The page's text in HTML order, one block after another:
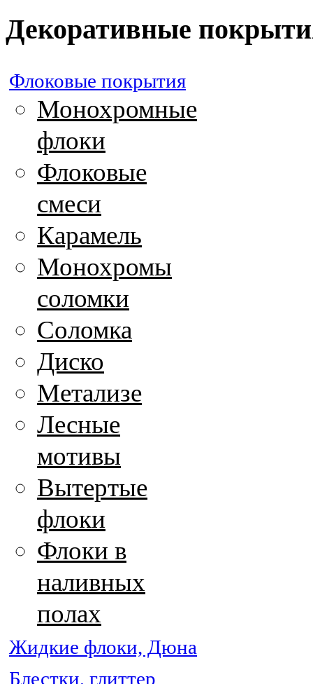
Декоративные
Флоковые покрытия
Монохромные
флоки
Флоковые
смеси
Карамель
Монохромы
соломки
Соломка
Диско
Метализе
Лесные
мотивы
Вытертые
флоки
Флоки в
наливных
полах
Жидкие флоки, Дюна
Блестки, глиттер